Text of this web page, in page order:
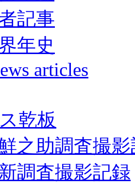
記事
年史
articles
乾板
之助調査撮
調査撮影記録